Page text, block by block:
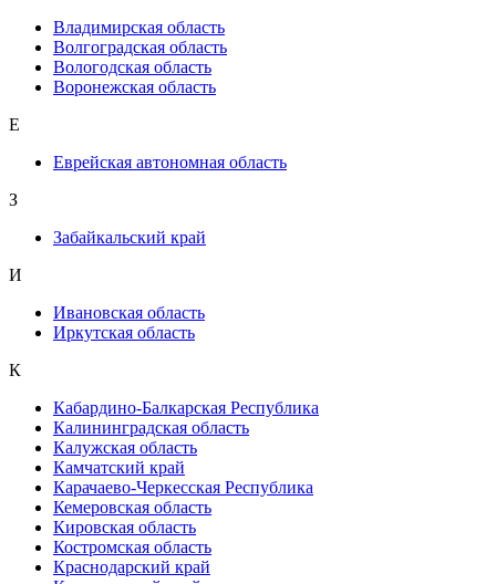
Владимирская область
Волгоградская область
Вологодская область
Воронежская область
Е
Еврейская автономная область
З
Забайкальский край
И
Ивановская область
Иркутская область
К
Кабардино-Балкарская Республика
Калининградская область
Калужская область
Камчатский край
Карачаево-Черкесская Республика
Кемеровская область
Кировская область
Костромская область
Краснодарский край